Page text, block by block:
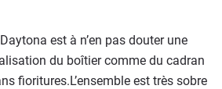
est à n’en pas douter une
du boîtier comme du cadran
fioritures.L’ensemble est très sobre